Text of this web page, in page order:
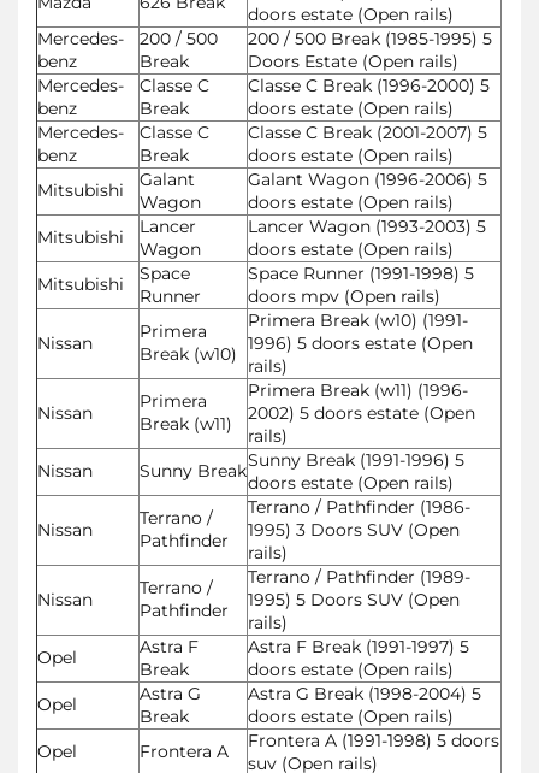
doors estate (Open rails)
Mercedes-
benz
200 / 500
Break
200 / 500 Break (1985-1995) 5
Doors Estate (Open rails)
Mercedes-
benz
Classe C
Break
Classe C Break (1996-2000) 5
doors estate (Open rails)
Mercedes-
benz
Classe C
Break
Classe C Break (2001-2007) 5
doors estate (Open rails)
Mitsubishi
Galant
Wagon
Galant Wagon (1996-2006) 5
doors estate (Open rails)
Mitsubishi
Lancer
Wagon
Lancer Wagon (1993-2003) 5
doors estate (Open rails)
Mitsubishi
Space
Runner
Space Runner (1991-1998) 5
doors mpv (Open rails)
Nissan
Primera
Break (w10)
Primera Break (w10) (1991-
1996) 5 doors estate (Open
rails)
Nissan
Primera
Break (w11)
Primera Break (w11) (1996-
2002) 5 doors estate (Open
rails)
Nissan
Sunny BreakSunny Break (1991-1996) 5
doors estate (Open rails)
Nissan
Terrano /
Pathfinder
Terrano / Pathfinder (1986-
1995) 3 Doors SUV (Open
rails)
Nissan
Terrano /
Pathfinder
Terrano / Pathfinder (1989-
1995) 5 Doors SUV (Open
rails)
Opel
Astra F
Break
Astra F Break (1991-1997) 5
doors estate (Open rails)
Opel
Astra G
Break
Astra G Break (1998-2004) 5
doors estate (Open rails)
Opel
Frontera A
Frontera A (1991-1998) 5 doors
suv (Open rails)